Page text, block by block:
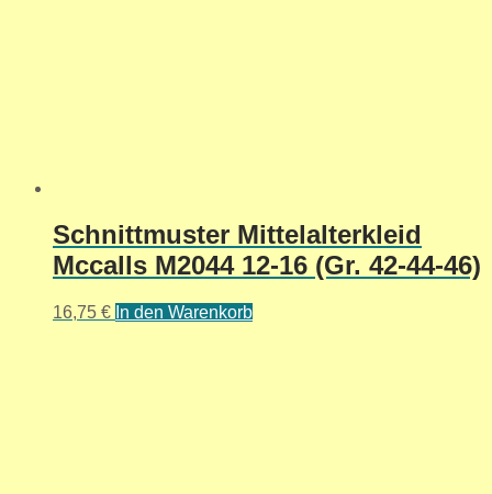
Schnittmuster Mittelalterkleid
Mccalls M2044 12-16 (Gr. 42-44-46)
16,75 € In den Warenkorb